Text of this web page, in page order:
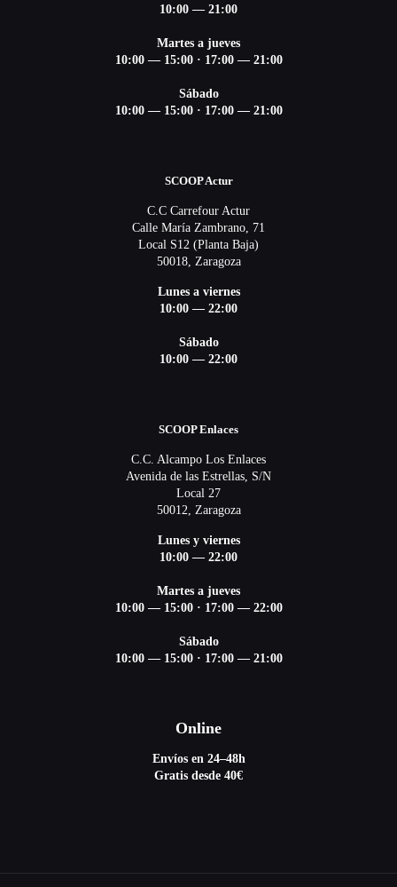
10:00 — 21:00
Martes a jueves
10:00 — 15:00 · 17:00 — 21:00
Sábado
10:00 — 15:00 · 17:00 — 21:00
SCOOP Actur
C.C Carrefour Actur
Calle María Zambrano, 71
Local S12 (Planta Baja)
50018, Zaragoza
Lunes a viernes
10:00 — 22:00
Sábado
10:00 — 22:00
SCOOP Enlaces
C.C. Alcampo Los Enlaces
Avenida de las Estrellas, S/N
Local 27
50012, Zaragoza
Lunes y viernes
10:00 — 22:00
Martes a jueves
10:00 — 15:00· 17:00 — 22:00
Sábado
10:00 — 15:00· 17:00 — 21:00
Online
Envíos en 24–48h
Gratis desde 40€